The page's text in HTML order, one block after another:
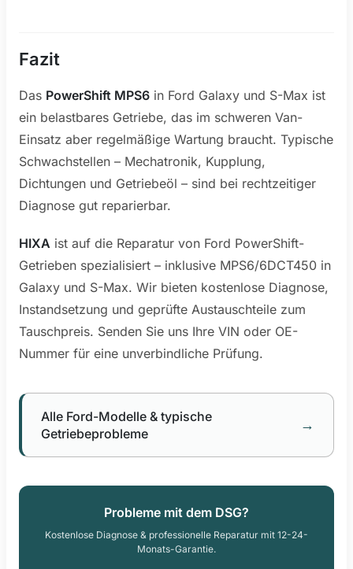
Fazit
Das PowerShift MPS6 in Ford Galaxy und S-Max ist
ein belastbares Getriebe, das im schweren Van-
Einsatz aber regelmäßige Wartung braucht. Typische
Schwachstellen – Mechatronik, Kupplung,
Dichtungen und Getriebeöl – sind bei rechtzeitiger
Diagnose gut reparierbar.
HIXA ist auf die Reparatur von Ford PowerShift-
Getrieben spezialisiert – inklusive MPS6/6DCT450 in
Galaxy und S-Max. Wir bieten kostenlose Diagnose,
Instandsetzung und geprüfte Austauschteile zum
Tauschpreis. Senden Sie uns Ihre VIN oder OE-
Nummer für eine unverbindliche Prüfung.
Alle Ford-Modelle & typische
Getriebeprobleme
→
Probleme mit dem DSG?
Kostenlose Diagnose & professionelle Reparatur mit 12-24-
Monats-Garantie.